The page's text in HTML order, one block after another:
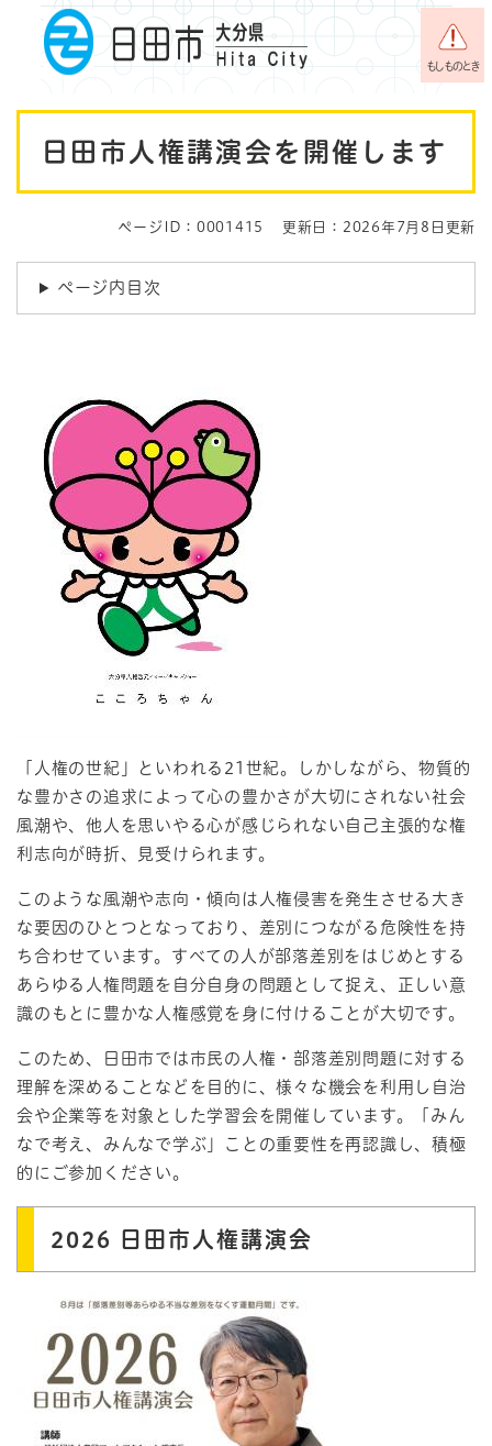
メニューを飛ばして本文へ
もしものとき
日田市人権講演会を開催します
ページID：0001415 更新日：2026年7月8日更新
ページ内目次
「人権の世紀」といわれる21世紀。しかしながら、物質的
な豊かさの追求によって心の豊かさが大切にされない社会
風潮や、他人を思いやる心が感じられない自己主張的な権
利志向が時折、見受けられます。
このような風潮や志向・傾向は人権侵害を発生させる大き
な要因のひとつとなっており、差別につながる危険性を持
ち合わせています。すべての人が部落差別をはじめとする
あらゆる人権問題を自分自身の問題として捉え、正しい意
識のもとに豊かな人権感覚を身に付けることが大切です。
このため、日田市では市民の人権・部落差別問題に対する
理解を深めることなどを目的に、様々な機会を利用し自治
会や企業等を対象とした学習会を開催しています。「みん
なで考え、みんなで学ぶ」ことの重要性を再認識し、積極
的にご参加ください。
2026 日田市人権講演会